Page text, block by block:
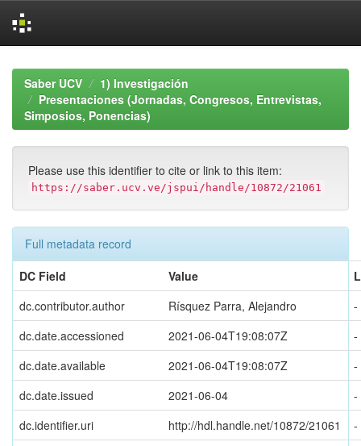
navigationSaber UCV
1) Investigación
Presentaciones (Jornadas, Congresos, Entrevistas,
Simposios, Ponencias)
Please use this identifier to cite or link to this item:
https://saber.ucv.ve/jspui/handle/10872/21061
Full metadata record
DC Field
Value
dc.contributor.author
Rísquez Parra, Alejandro
-
dc.date.accessioned
2021-06-04T19:08:07Z
-
dc.date.available
2021-06-04T19:08:07Z
-
dc.date.issued
2021-06-04
-
dc.identifier.uri
http://hdl.handle.net/10872/21061
-